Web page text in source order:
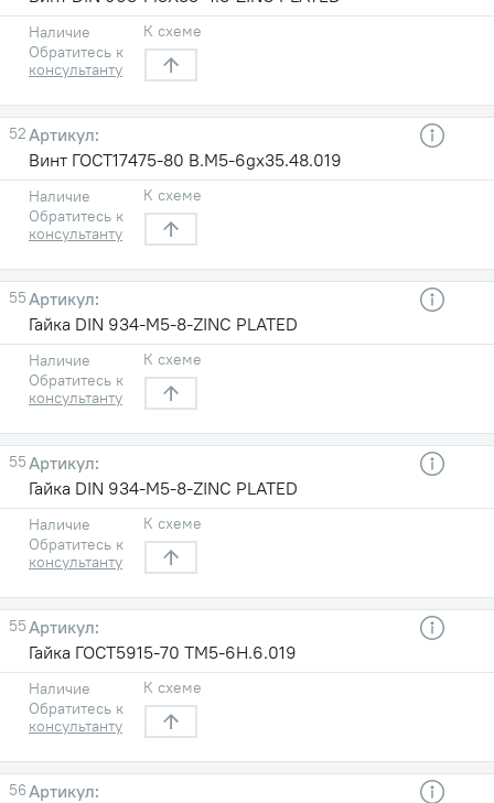
Наличие
Обратитесь к
консультанту
К схеме
52
Винт ГОСТ17475-80 B.M5-6gх35.48.019
Наличие
Обратитесь к
консультанту
К схеме
55
Гайка DIN 934-M5-8-ZINC PLATED
Наличие
Обратитесь к
консультанту
К схеме
55
Гайка DIN 934-M5-8-ZINC PLATED
Наличие
Обратитесь к
консультанту
К схеме
55
Гайка ГОСТ5915-70 TM5-6H.6.019
Наличие
Обратитесь к
консультанту
К схеме
56